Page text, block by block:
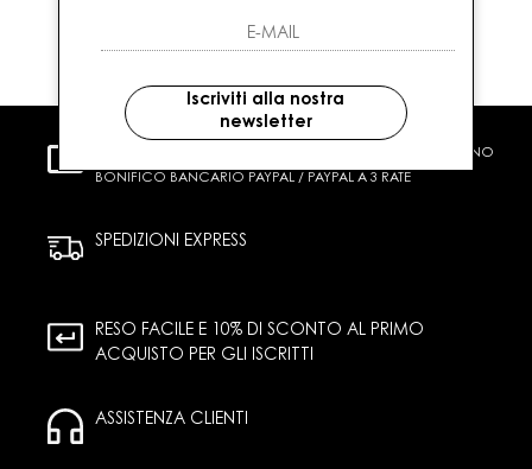
CARTA DI CREDITO CONTRASSEGNO
BONIFICO BANCARIO PAYPAL / PAYPAL A 3 RATE
SPEDIZIONI EXPRESS
RESO FACILE E 10% DI SCONTO AL PRIMO
ACQUISTO PER GLI ISCRITTI
ASSISTENZA CLIENTI
Iscriviti alla nostra
newsletter